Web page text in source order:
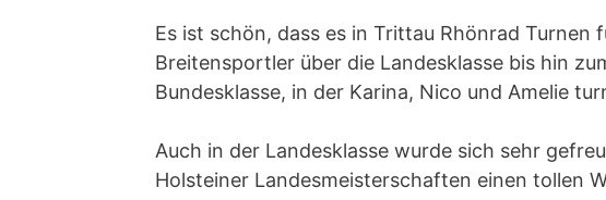
Es ist schön, dass es in Trittau Rhönrad
Breitensportler über die Landesklasse bis hin
Bundesklasse, in der Karina, Nico und Amelie
Auch in der Landesklasse wurde sich sehr
Holsteiner Landesmeisterschaften einen tollen